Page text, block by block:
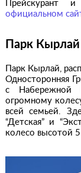
официальном
Парк Кырлай
Парк Кырлай,
Односторонняя
с Набережной
огромному
всей семьей.
“Детская” и
колесо высотой